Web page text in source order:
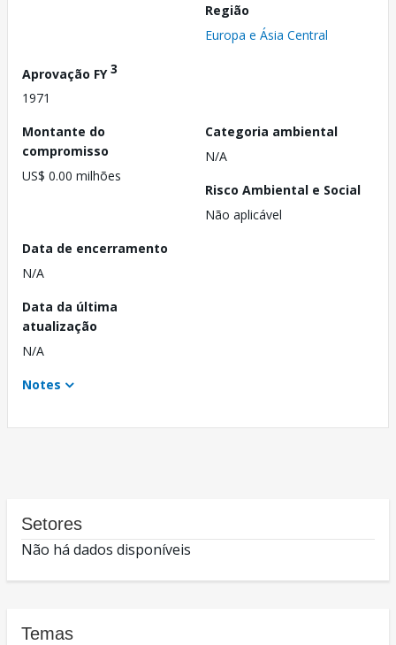
Região
Europa e Ásia Central
Aprovação FY3
1971
Montante do
compromisso
US$ 0.00 milhões
Categoria ambiental
N/A
Risco Ambiental e Social
Não aplicável
Data de encerramento
N/A
Data da última
atualização
N/A
Notes
Setores
Não há dados disponíveis
Temas